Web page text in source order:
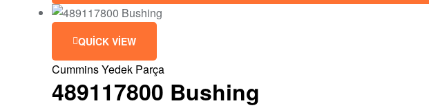
QUICK VIEW
Cummins Yedek Parça
489117800 Bushing